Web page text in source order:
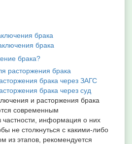
брака
брака
брака?
расторжения брака
брака через ЗАГС
брака через суд
и расторжения брака
современным
частности, информация о них
не столкнуться с какими-либо
из этапов, рекомендуется